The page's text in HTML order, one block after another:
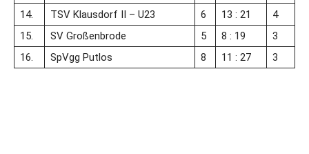
14.
TSV Klausdorf II – U23 6 13 : 21
4
15.
SV Großenbrode 5 8 : 19
3
16.
SpVgg Putlos 8 11 : 27 3